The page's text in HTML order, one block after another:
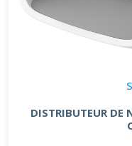
DISTRIBUTEUR DE